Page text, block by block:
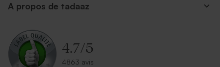
A propos de tadaaz
4.7/5
4863 avis